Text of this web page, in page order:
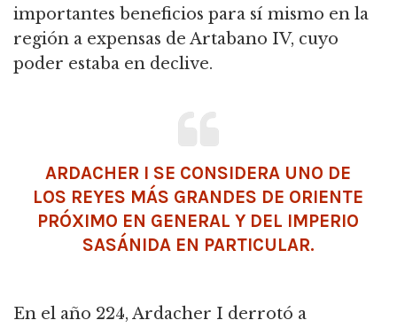
importantes beneficios para sí mismo en la
región a expensas de Artabano IV, cuyo
poder estaba en declive.
ARDACHER I SE CONSIDERA UNO DE
LOS REYES MÁS GRANDES DE ORIENTE
PRÓXIMO EN GENERAL Y DEL IMPERIO
SASÁNIDA EN PARTICULAR.
En el año 224, Ardacher I derrotó a